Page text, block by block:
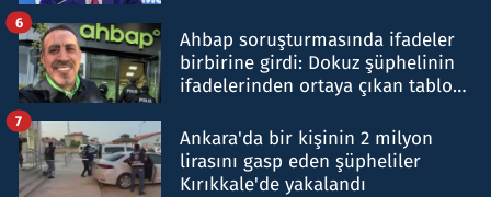
Ahbap soruşturmasında ifadeler
birbirine girdi: Dokuz şüphelinin
ifadelerinden ortaya çıkan tablo
6
Ankara'da bir kişinin 2 milyon
lirasını gasp eden şüpheliler
Kırıkkale'de yakalandı
7